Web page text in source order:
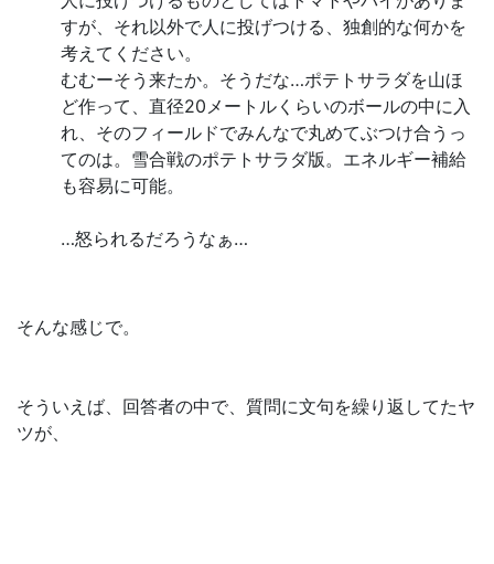
すが、それ以外で人に投げつける、独創的な何かを
考えてください。
むむーそう来たか。そうだな…ポテトサラダを山ほ
ど作って、直径20メートルくらいのボールの中に入
れ、そのフィールドでみんなで丸めてぶつけ合うっ
てのは。雪合戦のポテトサラダ版。エネルギー補給
も容易に可能。
…怒られるだろうなぁ…
そんな感じで。
そういえば、回答者の中で、質問に文句を繰り返してたヤ
ツが、